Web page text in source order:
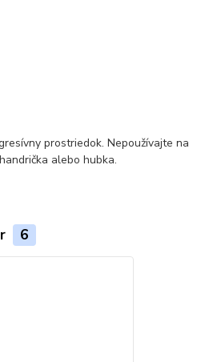
prostriedok. Nepoužívajte na
alebo hubka.
6